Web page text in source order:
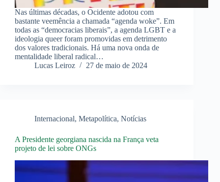
Nas últimas décadas, o Ocidente adotou com
bastante veemência a chamada “agenda woke”. Em
todas as “democracias liberais”, a agenda LGBT e a
ideologia queer foram promovidas em detrimento
dos valores tradicionais. Há uma nova onda de
mentalidade liberal radical…
Lucas Leiroz
27 de maio de 2024
Internacional, Metapolítica, Notícias
A Presidente georgiana nascida na França veta
projeto de lei sobre ONGs